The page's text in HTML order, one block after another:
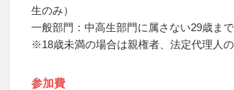
生のみ）
一般部門：中高生部門に属さない29歳ま
※18歳未満の場合は親権者、法定代理人
参加費